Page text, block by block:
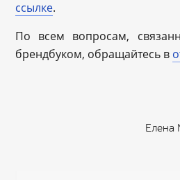
ссылке.
По всем вопросам,
брендбуком, обращайтесь в
Елена